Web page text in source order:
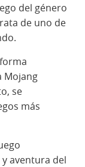
del género
de uno de
Mojang
se
más
aventura del